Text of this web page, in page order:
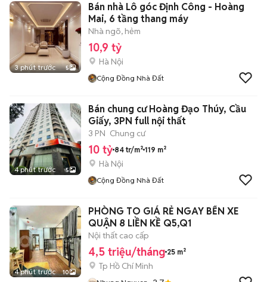
3 phút trước 5
Bán nhà Lô góc Định Công - Hoàng
Mai, 6 tầng thang máy
Nhà ngõ, hẻm
10,9 tỷ
Hà Nội
Cộng Đồng Nhà Đất
4 phút trước 5
Bán chung cư Hoàng Đạo Thúy, Cầu
Giấy, 3PN full nội thất
3 PN Chung cư
10 tỷ 84 tr/m² 119 m²
Hà Nội
Cộng Đồng Nhà Đất
4 phút trước 10
PHÒNG TO GIÁ RẺ NGAY BẾN XE
QUẬN 8 LIỀN KỀ Q5,Q1
Nội thất cao cấp
4,5 triệu/tháng 25 m²
Tp Hồ Chí Minh